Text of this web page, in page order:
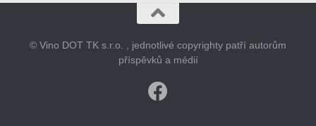
© Vino DOT TK s.r.o. , jednotlivé copyrighty patří autorům
příspěvků a médií